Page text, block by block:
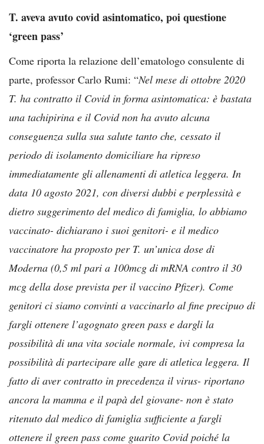
T. aveva avuto covid asintomatico, poi questione
‘green pass’
Come riporta la relazione dell’ematologo consulente di
parte, professor Carlo Rumi: “Nel mese di ottobre 2020
T. ha contratto il Covid in forma asintomatica: è bastata
una tachipirina e il Covid non ha avuto alcuna
conseguenza sulla sua salute tanto che, cessato il
periodo di isolamento domiciliare ha ripreso
immediatamente gli allenamenti di atletica leggera. In
data 10 agosto 2021, con diversi dubbi e perplessità e
dietro suggerimento del medico di famiglia, lo abbiamo
vaccinato- dichiarano i suoi genitori- e il medico
vaccinatore ha proposto per T. un’unica dose di
Moderna (0,5 ml pari a 100mcg di mRNA contro il 30
mcg della dose prevista per il vaccino Pfizer). Come
genitori ci siamo convinti a vaccinarlo al fine precipuo di
fargli ottenere l’agognato green pass e dargli la
possibilità di una vita sociale normale, ivi compresa la
possibilità di partecipare alle gare di atletica leggera. Il
fatto di aver contratto in precedenza il virus- riportano
ancora la mamma e il papà del giovane- non è stato
ritenuto dal medico di famiglia sufficiente a fargli
ottenere il green pass come guarito Covid poiché la